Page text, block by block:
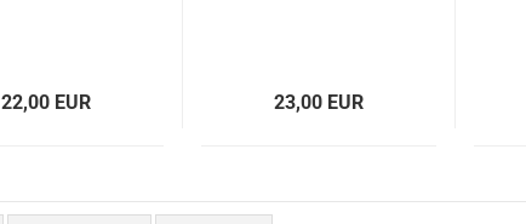
22,00 EUR 23,00 EUR